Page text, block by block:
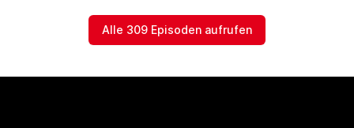
Alle 309 Episoden aufrufen